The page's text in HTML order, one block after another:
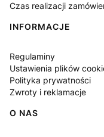
Czas realizacji
INFORMACJE
Regulaminy
Ustawienia plików
Polityka prywatności
Zwroty i reklamacje
O NAS